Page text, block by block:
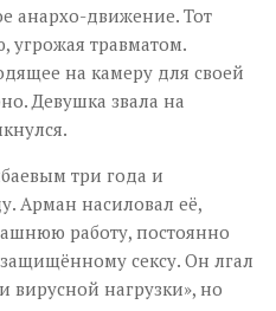
анархо-движение. Тот
угрожая травматом.
на камеру для своей
Девушка звала на
три года и
Арман насиловал её,
работу, постоянно
сексу. Он лгал
вирусной нагрузки», но